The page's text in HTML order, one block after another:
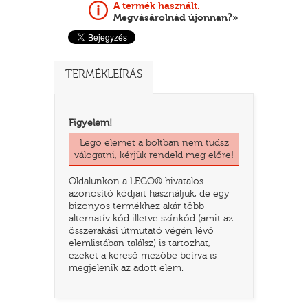
A termék használt.
Megvásárolnád újonnan?»
TERMÉKLEÍRÁS
Figyelem!
Lego elemet a boltban nem tudsz
válogatni, kérjük rendeld meg előre!
Oldalunkon a LEGO® hivatalos
azonosító kódjait használjuk, de egy
bizonyos termékhez akár több
alternatív kód illetve színkód (amit az
összerakási útmutató végén lévő
elemlistában találsz) is tartozhat,
ezeket a kereső mezőbe beírva is
megjelenik az adott elem.